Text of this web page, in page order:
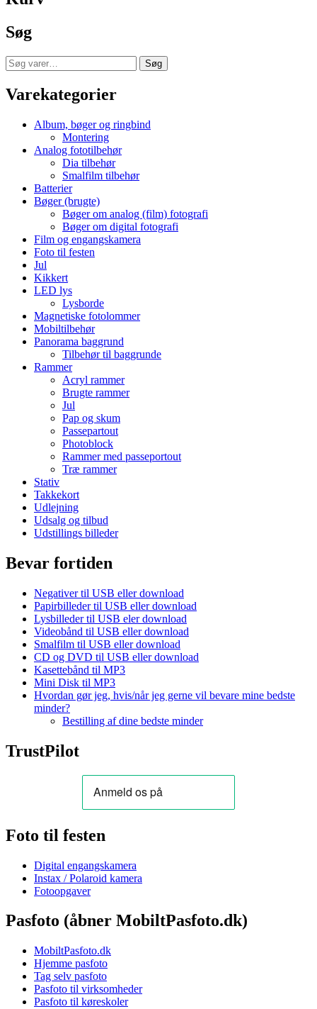
vælges
på
Søg
Søg
efter:
Søg
Varekategorier
Album, bøger og ringbind
Montering
Analog fototilbehør
Dia tilbehør
Smalfilm tilbehør
Batterier
Bøger (brugte)
Bøger om analog (film) fotografi
Bøger om digital fotografi
Film og engangskamera
Foto til festen
Jul
Kikkert
LED lys
Lysborde
Magnetiske fotolommer
Mobiltilbehør
Panorama baggrund
Tilbehør til baggrunde
Rammer
Acryl rammer
Brugte rammer
Jul
Pap og skum
Passepartout
Photoblock
Rammer med passeportout
Træ rammer
Stativ
Takkekort
Udlejning
Udsalg og tilbud
Udstillings billeder
Bevar fortiden
Negativer til USB eller download
Papirbilleder til USB eller download
Lysbilleder til USB eler download
Videobånd til USB eller download
Smalfilm til USB eller download
CD og DVD til USB eller download
Kasettebånd til MP3
Mini Disk til MP3
Hvordan gør jeg, hvis/når jeg gerne vil bevare mine bedste
minder?
Bestilling af dine bedste minder
TrustPilot
Foto til festen
Digital engangskamera
Instax / Polaroid kamera
Fotoopgaver
Pasfoto (åbner MobiltPasfoto.dk)
MobiltPasfoto.dk
Hjemme pasfoto
Tag selv pasfoto
Pasfoto til virksomheder
Pasfoto til køreskoler